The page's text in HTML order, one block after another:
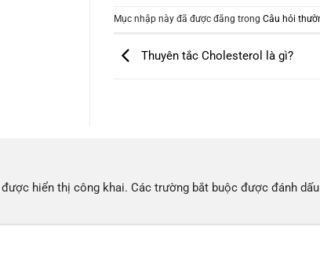
Mục nhập này đã được đăng trong Câu hỏi
Thuyên tắc Cholesterol là gì?
hiển thị công khai. Các trường bắt buộc được đánh dấu